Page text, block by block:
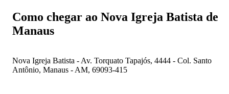
Como chegar ao Nova Igreja Batista de
Manaus
Nova Igreja Batista - Av. Torquato Tapajós, 4444 - Col. Santo
Antônio, Manaus - AM, 69093-415